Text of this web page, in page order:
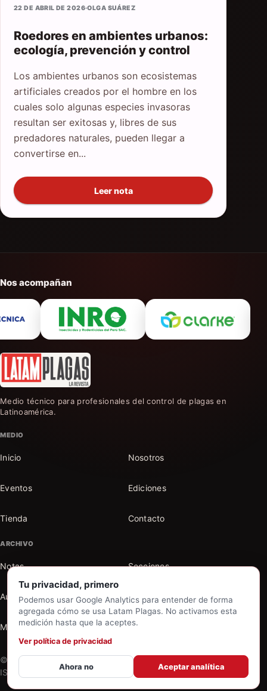
Tu privacidad, primero
Podemos usar Google Analytics para entender de forma
agregada cómo se usa Latam Plagas. No activamos esta
medición hasta que la aceptes.
Ver política de privacidad
Ahora no Aceptar analítica
22 DE ABRIL DE 2026·OLGA SUÁREZ
Roedores en ambientes urbanos:
ecología, prevención y control
Los ambientes urbanos son ecosistemas
artificiales creados por el hombre en los
cuales solo algunas especies invasoras
resultan ser exitosas y, libres de sus
predadores naturales, pueden llegar a
convertirse en...
Leer nota
Nos acompañan
Medio técnico para profesionales del control de plagas en
Latinoamérica.
MEDIO
Inicio Nosotros
Eventos Ediciones
Tienda Contacto
ARCHIVO
Notas Secciones
Autores Buscar en el archivo
Mi cuenta
© 2026 Latam Plagas. Todos los derechos reservados. |
ISSN 2591-5207